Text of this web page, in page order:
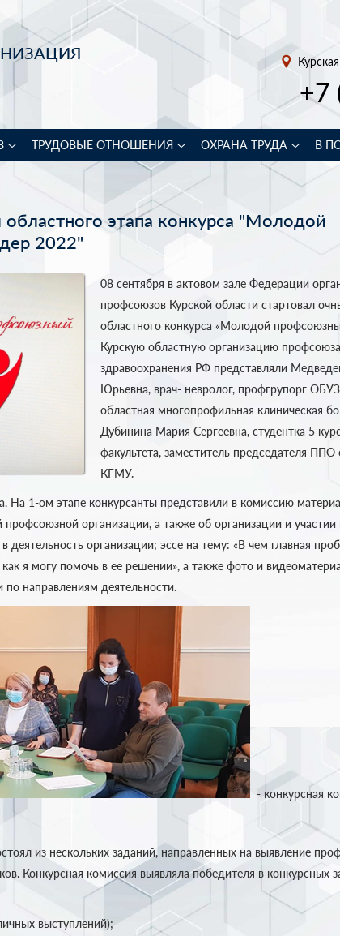
+7
ТРУДОВЫЕ ОТНОШЕНИЯ ОХРАНА ТРУДА В
этапа конкурса "Молодой
2022"
08 сентября в актовом зале Федерации
профсоюзов Курской области стартовал
областного конкурса «Молодой
Курскую областную организацию
здравоохранения РФ представляли
Юрьевна, врач- невролог, профгрупорг ОБУЗ
областная многопрофильная клиническая
Дубинина Мария Сергеевна, студентка 5
факультета, заместитель председателя
КГМУ.
На 1-ом этапе конкурсанты представили в комиссию
профсоюзной организации, а также об организации и
деятельность организации; эссе на тему: «В чем главная
я могу помочь в ее решении», а также фото и
по направлениям деятельности.
- конкурсная
из нескольких заданий, направленных на выявление
Конкурсная комиссия выявляла победителя в конкурсных
выступлений);